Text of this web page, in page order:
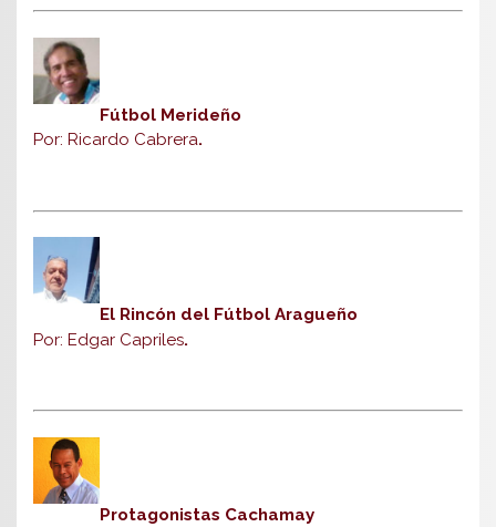
Fútbol Merideño
Por: Ricardo Cabrera.
El Rincón del Fútbol Aragueño
Por: Edgar Capriles.
Protagonistas Cachamay